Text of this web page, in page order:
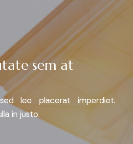
sem at
leo placerat imperdiet.
in justo.